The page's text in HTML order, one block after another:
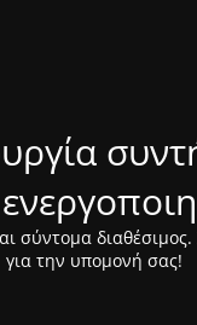
σύντομα
για την υπομονή σας!